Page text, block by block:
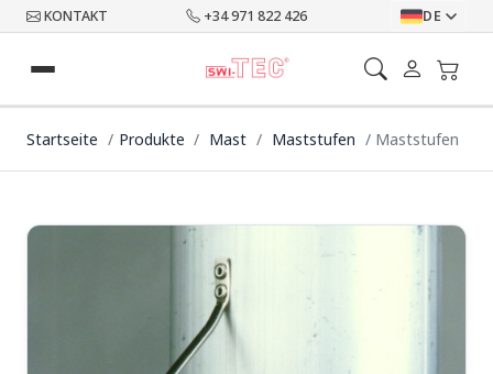
KONTAKT +34 971 822 426 DE
Startseite Produkte Mast Maststufen Maststufen